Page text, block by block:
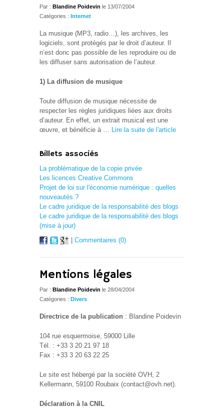
Par : Blandine Poidevin le 13/07/2004
Catégories : Internet
La musique (MP3, radio…), les archives, les
logiciels, sont protégés par le droit d’auteur. Il
n’est donc pas possible de les reproduire ou de
les diffuser sans autorisation de l’auteur.
1) La diffusion de musique
Toute diffusion de musique nécessite de
respecter les règles juridiques liées aux droits
d’auteur. En effet, un extrait musical est une
œuvre, et bénéficie à … Lire la suite de l'article
Billets associés
La problématique de la copie privée
Les licences Creative Commons
Projet de loi sur l'économie numérique : quelles
nouveautés ?
Le cadre juridique de la responsabilité des blogs
Le cadre juridique de la responsabilité des blogs
(mise à jour)
Commentaires (0)
Mentions légales
Par : Blandine Poidevin le 28/04/2004
Catégories : Divers
Directrice de la publication : Blandine Poidevin
104 rue esquermoise, 59000 Lille
Tél. : +33 3 20 21 97 18
Fax : +33 3 20 63 22 25
Le site est hébergé par la société OVH, 2
Kellermann, 59100 Roubaix (contact@ovh.net).
Déclaration à la CNIL